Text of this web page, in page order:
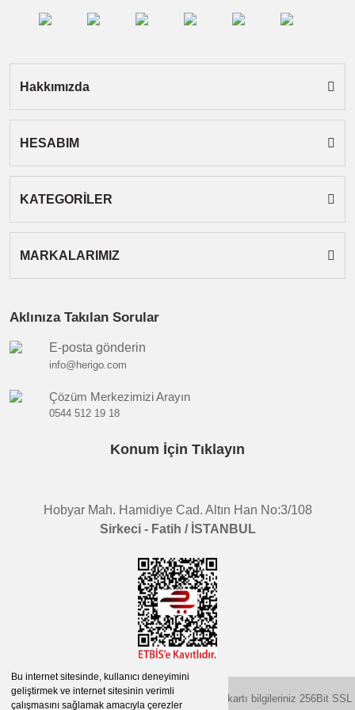
Bu internet sitesinde, kullanıcı deneyimini
geliştirmek ve internet sitesinin verimli
çalışmasını sağlamak amacıyla çerezler
Ürün fiyatı diğer sitelerden daha pahalı.
Gönder
Hakkımızda
HESABIM
KATEGORİLER
MARKALARIMIZ
Aklınıza Takılan Sorular
E-posta gönderin
info@herigo.com
Çözüm Merkezimizi Arayın
0544 512 19 18
Konum İçin Tıklayın
Hobyar Mah. Hamidiye Cad. Altın Han No:3/108
Sirkeci - Fatih / İSTANBUL
2015 © herigo.com | Tüm Hakları Saklıdır. Kredi kartı bilgileriniz 256Bit SSL